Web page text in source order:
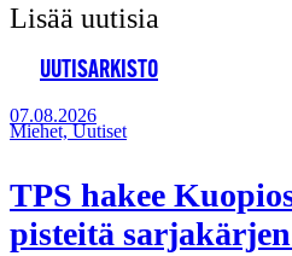
Lisää uutisia
UUTISARKISTO
07.08.2026
Miehet, Uutiset
TPS hakee
pisteitä